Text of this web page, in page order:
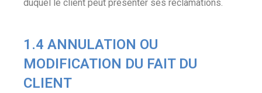
duquel le client peut présenter ses réclamations.
1.4 ANNULATION OU
MODIFICATION DU FAIT DU
CLIENT